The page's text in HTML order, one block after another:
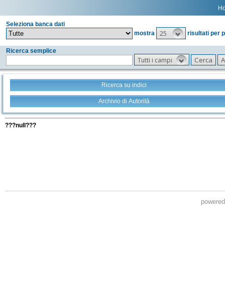
Seleziona banca dati
mostra
25 risultati per
Ricerca semplice
Tutti i campi
Ricerca su indici
Archivio di Autorità
???null???